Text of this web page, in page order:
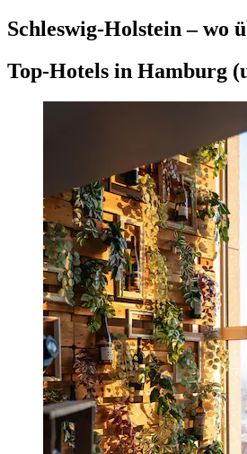
Schleswig-Holstein – wo
Top-Hotels in Hamburg